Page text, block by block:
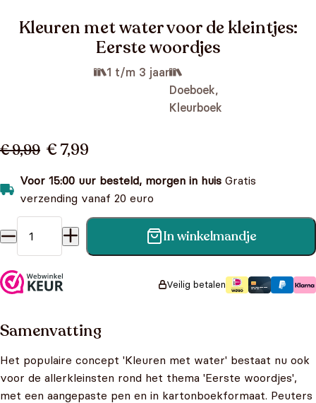
Kleuren met water voor de kleintjes:
Eerste woordjes
1 t/m 3 jaar
Doeboek,
Kleurboek
€ 9,99 € 7,99
Voor 15:00 uur besteld, morgen in huis Gratis
verzending vanaf 20 euro
Kleuren met water voor de kleintjes: Eerste woordjes
In winkelmandje
Veilig betalen
Samenvatting
Het populaire concept 'Kleuren met water' bestaat nu ook
voor de allerkleinsten rond het thema 'Eerste woordjes',
met een aangepaste pen en in kartonboekformaat. Peuters